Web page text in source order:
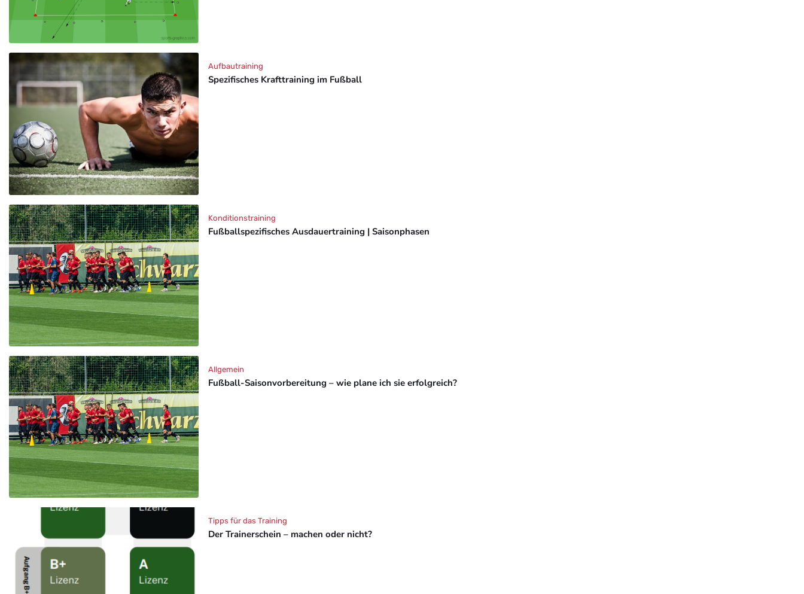
Spezifisches Krafttraining im Fußball
Aufbautraining
Fußballspezifisches Ausdauertraining | Saisonphasen
Konditionstraining
Fußball-Saisonvorbereitung – wie plane ich sie erfolgreich?
Allgemein
Der Trainerschein – machen oder nicht?
Tipps für das Training